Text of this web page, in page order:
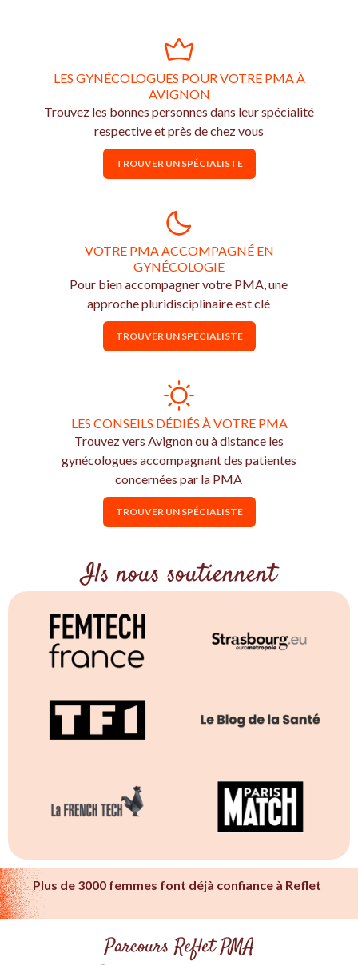
LES GYNÉCOLOGUES POUR VOTRE PMA À
AVIGNON
Trouvez les bonnes personnes dans leur spécialité
respective et près de chez vous
TROUVER UN SPÉCIALISTE
VOTRE PMA ACCOMPAGNÉ EN
GYNÉCOLOGIE
Pour bien accompagner votre PMA, une
approche pluridisciplinaire est clé
TROUVER UN SPÉCIALISTE
LES CONSEILS DÉDIÉS À VOTRE PMA
Trouvez vers Avignon ou à distance les
gynécologues accompagnant des patientes
concernées par la PMA
TROUVER UN SPÉCIALISTE
Ils nous soutiennent
Plus de 3000 femmes font déjà confiance à Reflet
Parcours Reflet PMA